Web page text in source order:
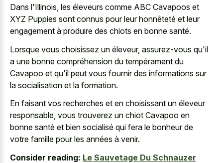
Dans l'Illinois, les éleveurs comme ABC Cavapoos et
XYZ Puppies sont connus pour leur honnêteté et leur
engagement à produire des chiots en bonne santé.
Lorsque vous choisissez un éleveur, assurez-vous qu'il
a une bonne compréhension du tempérament du
Cavapoo et qu'il peut vous fournir des informations sur
la socialisation et la formation.
En faisant vos recherches et en choisissant un éleveur
responsable, vous trouverez un chiot Cavapoo en
bonne santé et bien socialisé qui fera le bonheur de
votre famille pour les années à venir.
Consider reading: Le Sauvetage Du Schnauzer